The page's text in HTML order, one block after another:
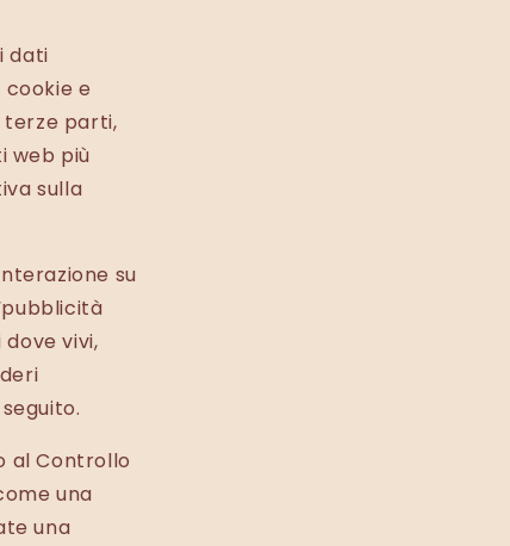
dati
e
terze parti,
web più
sulla
su
vivi,
al Controllo
una
una